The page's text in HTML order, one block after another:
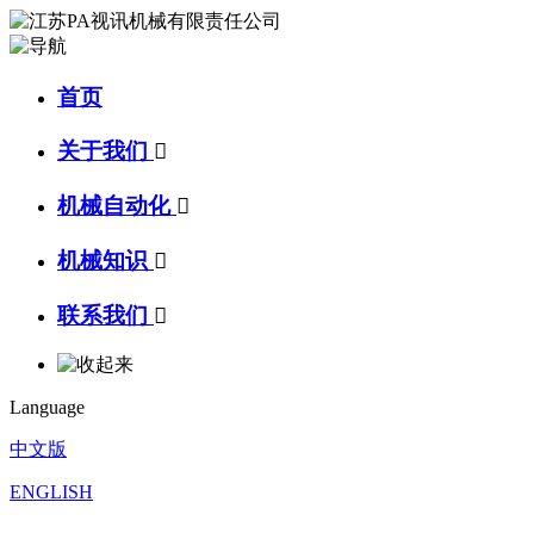
首页
关于我们 
机械自动化 
机械知识 
联系我们 
Language
中文版
ENGLISH